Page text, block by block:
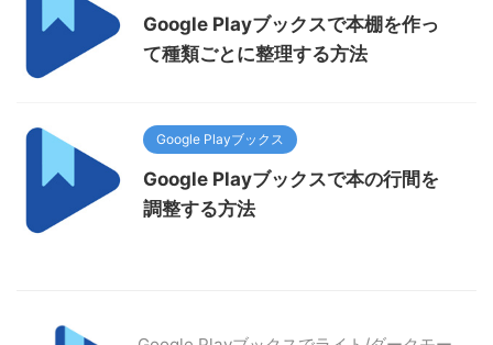
Google Playブックスで本棚を作っ
て種類ごとに整理する方法
Google Playブックス
Google Playブックスで本の行間を
調整する方法